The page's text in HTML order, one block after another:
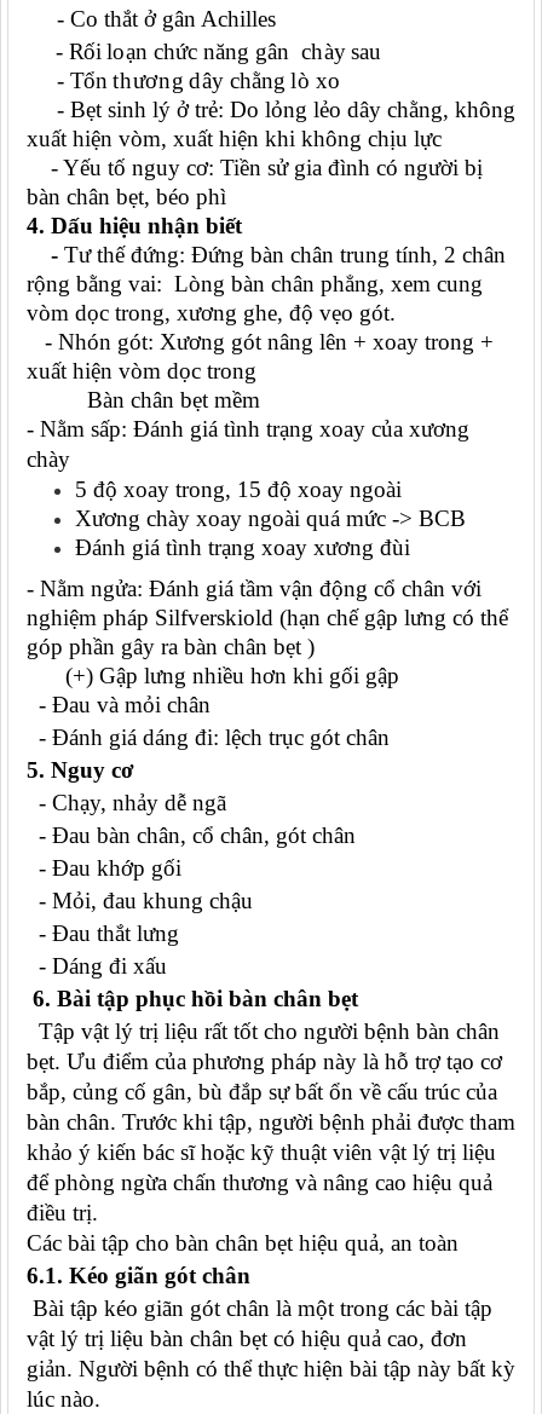
- Co thắt ở gân Achilles
- Rối loạn chức năng gânchày sau
- Tổn thương dây chằng lò xo
- Bẹt sinh lý ở trẻ: Do lỏng lẻo dây chằng, không
xuất hiện vòm, xuất hiện khi không chịu lực
- Yếu tố nguy cơ: Tiền sử gia đình có người bị
bàn chân bẹt, béo phì
4. Dấu hiệu nhận biết
- Tư thế đứng: Đứng bàn chân trung tính, 2 chân
rộng bằng vai: Lòng bàn chân phẳng, xem cung
vòm dọc trong, xương ghe, độ vẹo gót.
- Nhón gót: Xương gót nâng lên + xoay trong +
xuất hiện vòm dọc trong
Bàn chân bẹt mềm
- Nằm sấp: Đánh giá tình trạng xoay của xương
chày
5 độ xoay trong, 15 độ xoay ngoài
Xương chày xoay ngoài quá mức -> BCB
Đánh giá tình trạng xoay xương đùi
- Nằm ngửa: Đánh giá tầm vận động cổ chân với
nghiệm pháp Silfverskiold (hạn chế gập lưng có thể
góp phần gây ra bàn chân bẹt )
(+) Gập lưng nhiều hơn khi gối gập
- Đau và mỏi chân
- Đánh giá dáng đi: lệch trục gót chân
5. Nguy cơ
- Chạy, nhảy dễ ngã
- Đau bàn chân, cổ chân, gót chân
- Đau khớp gối
- Mỏi, đau khung chậu
- Đau thắt lưng
- Dáng đi xấu
6. Bài tập phục hồi bàn chân bẹt
Tập vật lý trị liệu rất tốt cho người bệnh bàn chân
bẹt. Ưu điểm của phương pháp này là hỗ trợ tạo cơ
bắp, củng cố gân, bù đắp sự bất ổn về cấu trúc của
bàn chân. Trước khi tập, người bệnh phải được tham
khảo ý kiến bác sĩ hoặc kỹ thuật viên vật lý trị liệu
để phòng ngừa chấn thương và nâng cao hiệu quả
điều trị.
Các bài tập cho bàn chân bẹt hiệu quả, an toàn
6.1. Kéo giãn gót chân
Bài tập kéo giãn gót chân là một trong các bài tập
vật lý trị liệu bàn chân bẹt có hiệu quả cao, đơn
giản. Người bệnh có thể thực hiện bài tập này bất kỳ
lúc nào.